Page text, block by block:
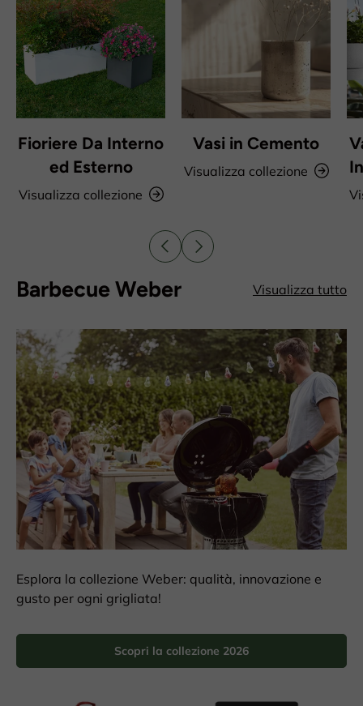
Fioriere Da Interno
ed Esterno
Visualizza collezione
Vasi in Cemento
Visualizza collezione
Avanti
Indietro
Barbecue Weber Visualizza tutto
Esplora la collezione Weber: qualità, innovazione e
gusto per ogni grigliata!
Scopri la collezione 2026